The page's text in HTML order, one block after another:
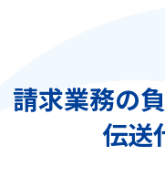
請求業務の
伝送